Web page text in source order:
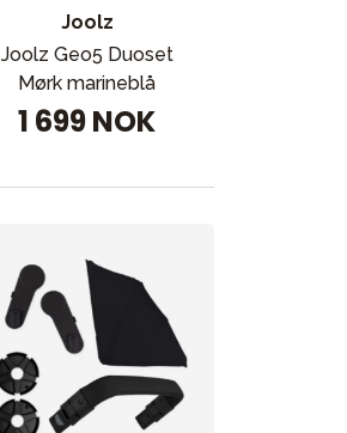
Joolz
Joolz Geo5 Duoset
Mørk marineblå
1 699 NOK